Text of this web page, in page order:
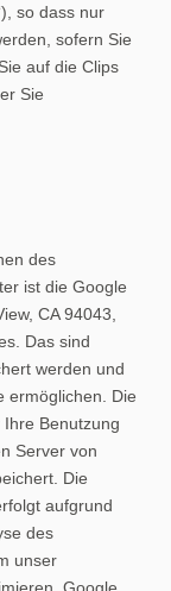
so dass nur
sofern Sie
auf die Clips
Sie
des
ist die Google
CA 94043,
Das sind
werden und
ermöglichen. Die
Benutzung
Server von
Die
aufgrund
des
unser